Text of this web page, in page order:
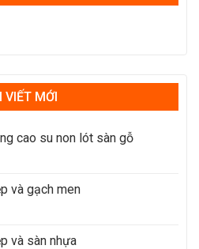
VIẾT MỚI
cao su non lót sàn gỗ
và gạch men
và sàn nhựa